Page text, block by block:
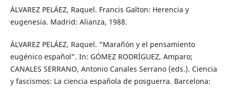
ÁLVAREZ PELÁEZ, Raquel. Francis Galton: Herencia y
eugenesia. Madrid: Alianza, 1988.
ÁLVAREZ PELÁEZ, Raquel. “Marañón y el pensamiento
eugénico español”. In: GÓMEZ RODRÍGUEZ, Amparo;
CANALES SERRANO, Antonio Canales Serrano (eds.). Ciencia
y fascismos: La ciencia española de posguerra. Barcelona: